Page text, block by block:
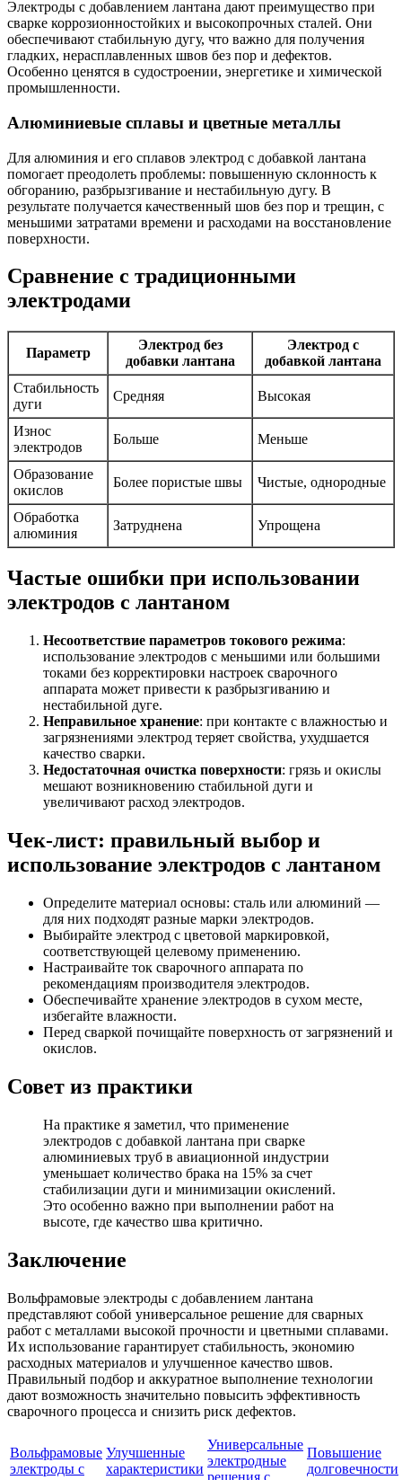
Электроды с добавлением лантана дают преимущество при
сварке коррозионностойких и высокопрочных сталей. Они
обеспечивают стабильную дугу, что важно для получения
гладких, нерасплавленных швов без пор и дефектов.
Особенно ценятся в судостроении, энергетике и химической
промышленности.
Алюминиевые сплавы и цветные металлы
Для алюминия и его сплавов электрод с добавкой лантана
помогает преодолеть проблемы: повышенную склонность к
обгоранию, разбрызгивание и нестабильную дугу. В
результате получается качественный шов без пор и трещин, с
меньшими затратами времени и расходами на восстановление
поверхности.
Сравнение с традиционными
электродами
Параметр
Электрод без
добавки лантана
Электрод с
добавкой лантана
Стабильность
дуги
Средняя Высокая
Износ
электродов
Больше Меньше
Образование
окислов
Более пористые швы Чистые, однородные
Обработка
алюминия
Затруднена Упрощена
Частые ошибки при использовании
электродов с лантаном
Несоответствие параметров токового режима:
использование электродов с меньшими или большими
токами без корректировки настроек сварочного
аппарата может привести к разбрызгиванию и
нестабильной дуге.
Неправильное хранение: при контакте с влажностью и
загрязнениями электрод теряет свойства, ухудшается
качество сварки.
Недостаточная очистка поверхности: грязь и окислы
мешают возникновению стабильной дуги и
увеличивают расход электродов.
Чек-лист: правильный выбор и
использование электродов с лантаном
Определите материал основы: сталь или алюминий —
для них подходят разные марки электродов.
Выбирайте электрод с цветовой маркировкой,
соответствующей целевому применению.
Настраивайте ток сварочного аппарата по
рекомендациям производителя электродов.
Обеспечивайте хранение электродов в сухом месте,
избегайте влажности.
Перед сваркой почищайте поверхность от загрязнений и
окислов.
Совет из практики
На практике я заметил, что применение
электродов с добавкой лантана при сварке
алюминиевых труб в авиационной индустрии
уменьшает количество брака на 15% за счет
стабилизации дуги и минимизации окислений.
Это особенно важно при выполнении работ на
высоте, где качество шва критично.
Заключение
Вольфрамовые электроды с добавлением лантана
представляют собой универсальное решение для сварных
работ с металлами высокой прочности и цветными сплавами.
Их использование гарантирует стабильность, экономию
расходных материалов и улучшенное качество швов.
Правильный подбор и аккуратное выполнение технологии
дают возможность значительно повысить эффективность
сварочного процесса и снизить риск дефектов.
Вольфрамовые
электроды с
Улучшенные
характеристики
Универсальные
электродные
решения с
Повышение
долговечности